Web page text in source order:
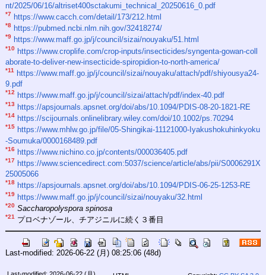
nt/2025/06/16/altriset400sctakumi_technical_20250616_0.pdf
*7 https://www.cacch.com/detail/173/212.html
*8 https://pubmed.ncbi.nlm.nih.gov/32418274/
*9 https://www.maff.go.jp/j/council/sizai/nouyaku/51.html
*10 https://www.croplife.com/crop-inputs/insecticides/syngenta-gowan-coll
aborate-to-deliver-new-insecticide-spiropidion-to-north-america/
*11
https://www.maff.go.jp/j/council/sizai/nouyaku/attach/pdf/shiyousya24-
9.pdf
*12 https://www.maff.go.jp/j/council/sizai/attach/pdf/index-40.pdf
*13 https://apsjournals.apsnet.org/doi/abs/10.1094/PDIS-08-20-1821-RE
*14 https://scijournals.onlinelibrary.wiley.com/doi/10.1002/ps.70294
*15 https://www.mhlw.go.jp/file/05-Shingikai-11121000-Iyakushokuhinkyoku
-Soumuka/0000168489.pdf
*16 https://www.nichino.co.jp/contents/000036405.pdf
*17 https://www.sciencedirect.com:5037/science/article/abs/pii/S0006291X
25005066
*18 https://apsjournals.apsnet.org/doi/abs/10.1094/PDIS-06-25-1253-RE
*19 https://www.maff.go.jp/j/council/sizai/nouyaku/32.html
*20 Saccharopolyspora spinosa
*21 プロベナゾール、チアジニルに続く３番目
Last-modified: 2026-06-22 (月) 08:25:06(48d)